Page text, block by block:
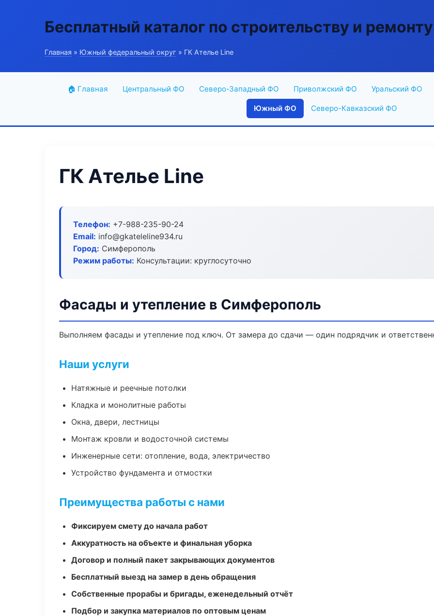
Бесплатный каталог по строительству и ремонту
Главная » Южный федеральный округ » ГК Ателье Line
🏠 Главная Центральный ФО Северо-Западный ФО Приволжский ФО Уральский ФО
Южный ФО Северо-Кавказский ФО
ГК Ателье Line
Телефон: +7-988-235-90-24
Email: info@gkateleline934.ru
Город: Симферополь
Режим работы: Консультации: круглосуточно
Фасады и утепление в Симферополь
Выполняем фасады и утепление под ключ. От замера до сдачи — один подрядчик и
Наши услуги
Натяжные и реечные потолки
Кладка и монолитные работы
Окна, двери, лестницы
Монтаж кровли и водосточной системы
Инженерные сети: отопление, вода, электричество
Устройство фундамента и отмостки
Преимущества работы с нами
Фиксируем смету до начала работ
Аккуратность на объекте и финальная уборка
Договор и полный пакет закрывающих документов
Бесплатный выезд на замер в день обращения
Собственные прорабы и бригады, еженедельный отчёт
Подбор и закупка материалов по оптовым ценам